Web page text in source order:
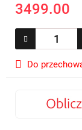
3499.00
Do